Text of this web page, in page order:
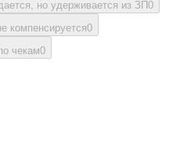
но удерживается из ЗП0
компенсируется0
чекам0